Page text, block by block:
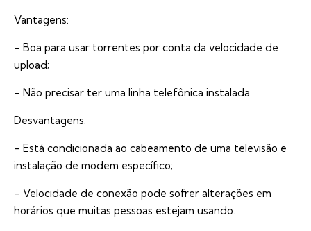
Vantagens:
– Boa para usar torrentes por conta da velocidade de
upload;
– Não precisar ter uma linha telefônica instalada.
Desvantagens:
– Está condicionada ao cabeamento de uma televisão e
instalação de modem específico;
– Velocidade de conexão pode sofrer alterações em
horários que muitas pessoas estejam usando.